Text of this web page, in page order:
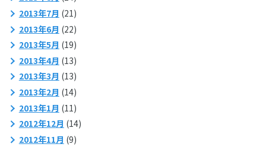
2013年7月 (21)
2013年6月 (22)
2013年5月 (19)
2013年4月 (13)
2013年3月 (13)
2013年2月 (14)
2013年1月 (11)
2012年12月 (14)
2012年11月 (9)